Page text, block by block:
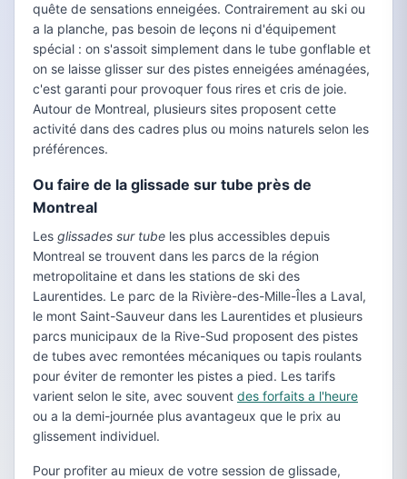
quête de sensations enneigées. Contrairement au ski ou
a la planche, pas besoin de leçons ni d'équipement
spécial : on s'assoit simplement dans le tube gonflable et
on se laisse glisser sur des pistes enneigées aménagées,
c'est garanti pour provoquer fous rires et cris de joie.
Autour de Montreal, plusieurs sites proposent cette
activité dans des cadres plus ou moins naturels selon les
préférences.
Ou faire de la glissade sur tube près de
Montreal
Les glissades sur tube les plus accessibles depuis
Montreal se trouvent dans les parcs de la région
metropolitaine et dans les stations de ski des
Laurentides. Le parc de la Rivière-des-Mille-Îles a Laval,
le mont Saint-Sauveur dans les Laurentides et plusieurs
parcs municipaux de la Rive-Sud proposent des pistes
de tubes avec remontées mécaniques ou tapis roulants
pour éviter de remonter les pistes a pied. Les tarifs
varient selon le site, avec souvent des forfaits a l'heure
ou a la demi-journée plus avantageux que le prix au
glissement individuel.
Pour profiter au mieux de votre session de glissade,